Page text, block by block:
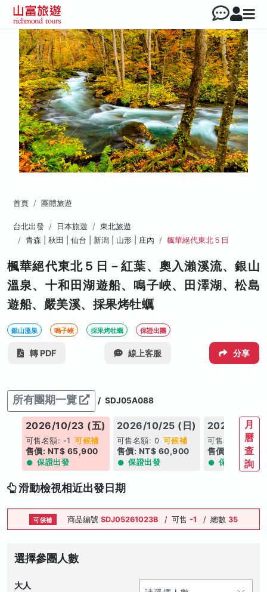
首頁 團體旅遊
台北出發 日本旅遊
東北旅遊
青森 | 秋田 | 仙台 | 新潟 | 山形 | 庄內
楓華絕代東北５日
楓華絕代東北５日－紅葉、奧入瀨溪流、銀山
溫泉、十和田湖遊船、鳴子峽、田澤湖、松島
遊船、嚴美溪、採果烤牡蠣
銀山溫泉 鳴子峽 採果烤牡蠣 保證出團
轉 PDF 線上客服 分享
所有團期一覽 / SDJ05A088
2026/10/23 (五)
可售名額: -1 可候補
售價: NT$ 65,900
保證出發
2026/10/25 (日)
可售名額: 0 可候補
售價: NT$ 60,900
保證出發
2026/10/
可售名額: 1
售價: NT$
保證出發
月
曆
查
詢
滑動檢視相近出發日期
可候補 商品編號 SDJ05261023B / 可售 -1 / 總數 35
選擇參團人數
大人